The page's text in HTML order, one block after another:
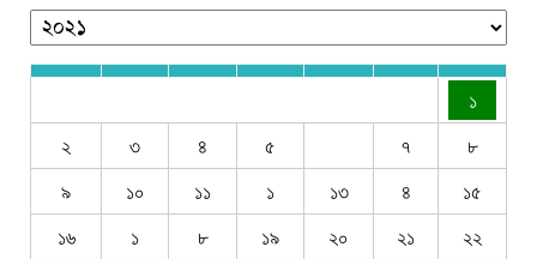
১
২
৩ ৪ ৫ ৭
৮
৯
১০ ১১ ১ ১৩ ৪
১৫
১৬
১ ৮ ১৯ ২০ ২১
২২